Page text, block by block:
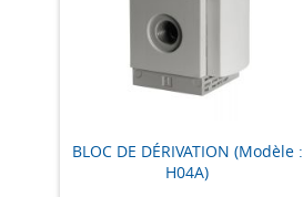
BLOC DE DÉRIVATION (Modèle :
H04A)